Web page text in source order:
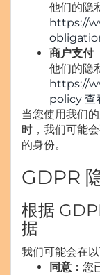
他们的隐
https://
商户支付
他们的隐
https://
policy 查
当您使用我们
时，我们可能
的身份。
GDPR
根据
据
我们可能会在
同意： 您